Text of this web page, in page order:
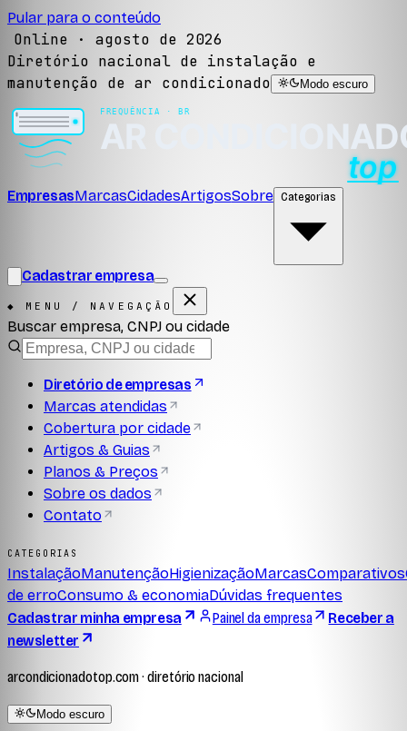
Pular para o conteúdo
Online · agosto de 2026
Diretório nacional de instalação e
manutenção de ar condicionado
Modo escuro
EmpresasMarcasCidadesArtigosSobre Categorias
Cadastrar empresa
◆ MENU / NAVEGAÇÃO
Buscar empresa, CNPJ ou cidade
Diretório de empresas
Marcas atendidas
Cobertura por cidade
Artigos & Guias
Planos & Preços
Sobre os dados
Contato
CATEGORIAS
InstalaçãoManutençãoHigienizaçãoMarcasComparativos
de erroConsumo & economiaDúvidas frequentes
Cadastrar minha empresa
Painel da empresa
Receber a
newsletter
arcondicionadotop.com · diretório nacional
Modo escuro